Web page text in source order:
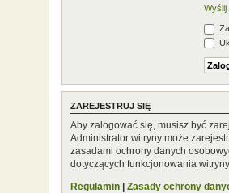
Wyślij
ZAREJESTRUJ SIĘ
Aby zalogować się, musisz być
Administrator witryny może
zasadami ochrony danych
dotyczących funkcjonowania witryny.
Regulamin | Zasady ochrony